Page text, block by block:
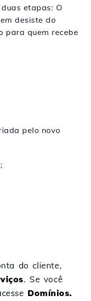
etapas: O
desiste do
para quem recebe
pelo novo
do cliente,
. Se você
Domínios.